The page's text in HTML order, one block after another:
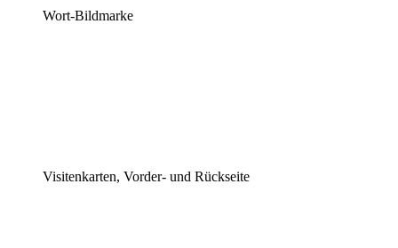
Wort-Bildmarke
Visitenkarten, Vorder- und Rückseite